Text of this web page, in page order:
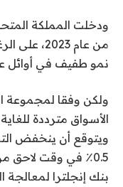
ودخلت المملكة
من عام
نمو طفيف في أوائل عام
ولكن وفقا لمجموعة
الأسواق مترددة
0.5٪ في وقت لاحق
بنك إنجلترا